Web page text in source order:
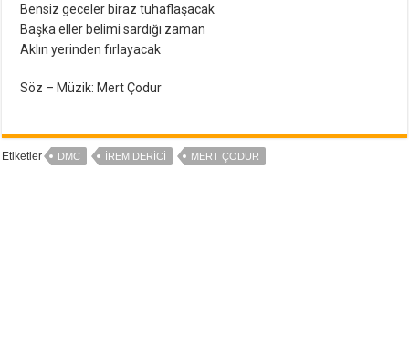
Bensiz geceler biraz tuhaflaşacak
Başka eller belimi sardığı zaman
Aklın yerinden fırlayacak
Söz – Müzik: Mert Çodur
Etiketler DMC İREM DERICI MERT ÇODUR